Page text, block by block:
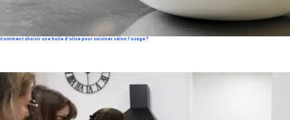
Comment choisir une huile d’olive pour cuisiner selon l’usage ?